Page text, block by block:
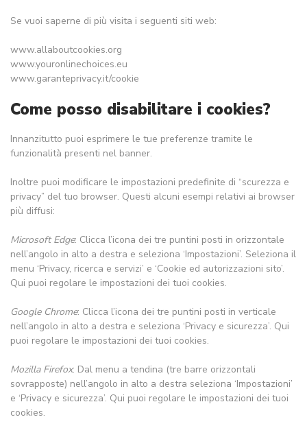
Se vuoi saperne di più visita i seguenti siti web:
www.allaboutcookies.org
www.youronlinechoices.eu
www.garanteprivacy.it/cookie
Come posso disabilitare i cookies?
Innanzitutto puoi esprimere le tue preferenze tramite le
funzionalità presenti nel banner.
Inoltre puoi modificare le impostazioni predefinite di “scurezza e
privacy” del tuo browser. Questi alcuni esempi relativi ai browser
più diffusi:
Microsoft Edge: Clicca l’icona dei tre puntini posti in orizzontale
nell’angolo in alto a destra e seleziona ‘Impostazioni’. Seleziona il
menu ‘Privacy, ricerca e servizi’ e ‘Cookie ed autorizzazioni sito’.
Qui puoi regolare le impostazioni dei tuoi cookies.
Google Chrome: Clicca l’icona dei tre puntini posti in verticale
nell’angolo in alto a destra e seleziona ‘Privacy e sicurezza’. Qui
puoi regolare le impostazioni dei tuoi cookies.
Mozilla Firefox: Dal menu a tendina (tre barre orizzontali
sovrapposte) nell’angolo in alto a destra seleziona ‘Impostazioni’
e ‘Privacy e sicurezza’. Qui puoi regolare le impostazioni dei tuoi
cookies.